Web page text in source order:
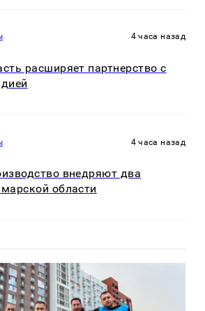
4 часа назад
расширяет партнерство с
4 часа назад
внедряют два
области